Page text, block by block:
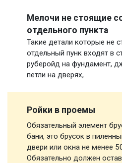
Мелочи не стоящие
отдельного пункта
Такие детали которые не
отдельный пунк входят в
руберойд на фундамент,
петли на дверях,
Ройки в проемы
Обязательный элемент
бани, это брусок в
двери или окна не менее
Обязательно должен